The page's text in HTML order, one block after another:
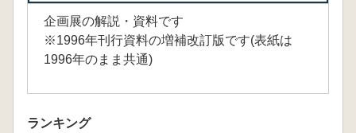
企画展の解説・資料です
※1996年刊行資料の増補改訂版です(表紙は
1996年のまま共通)
ランキング